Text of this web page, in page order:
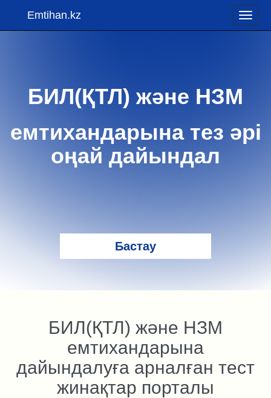
Emtihan.kz
Toggle
БИЛ(ҚТЛ) және НЗМ
емтихандарына тез әрi
оңай дайындал
Бастау
БИЛ(ҚТЛ) және НЗМ
емтихандарына
дайындалуға арналған тест
жинақтар порталы